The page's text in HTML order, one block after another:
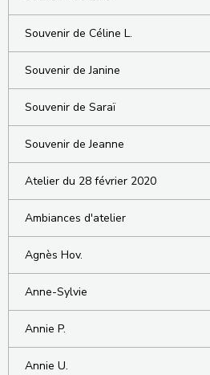
Souvenir de Céline L.
Souvenir de Janine
Souvenir de Saraï
Souvenir de Jeanne
Atelier du 28 février 2020
Ambiances d'atelier
Agnès Hov.
Anne-Sylvie
Annie P.
Annie U.